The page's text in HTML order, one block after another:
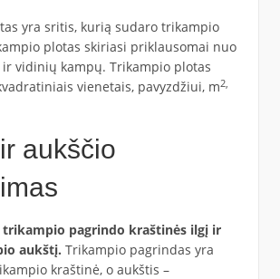
yra sritis, kurią sudaro trikampio
plotas skiriasi priklausomai nuo
vidinių kampų. Trikampio plotas
vienetais, pavyzdžiui, m2,
aukščio
trikampio pagrindo kraštinės ilgį ir
aukštį. Trikampio pagrindas yra
kraštinė, o aukštis –